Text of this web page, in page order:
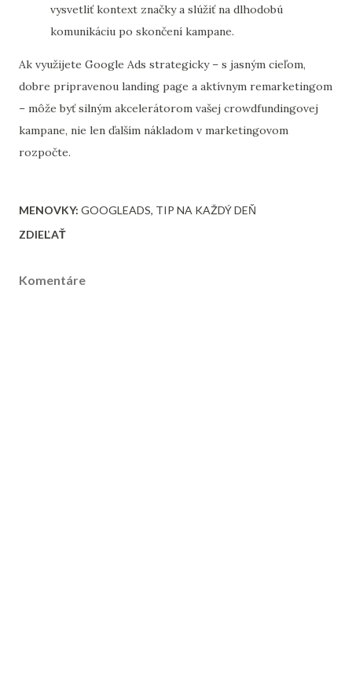
vysvetliť kontext značky a slúžiť na dlhodobú
komunikáciu po skončení kampane.
Ak využijete Google Ads strategicky – s jasným cieľom,
dobre pripravenou landing page a aktívnym remarketingom
– môže byť silným akcelerátorom vašej crowdfundingovej
kampane, nie len ďalším nákladom v marketingovom
rozpočte.
MENOVKY: GOOGLEADS TIP NA KAŽDÝ DEŇ
ZDIEĽAŤ
Komentáre